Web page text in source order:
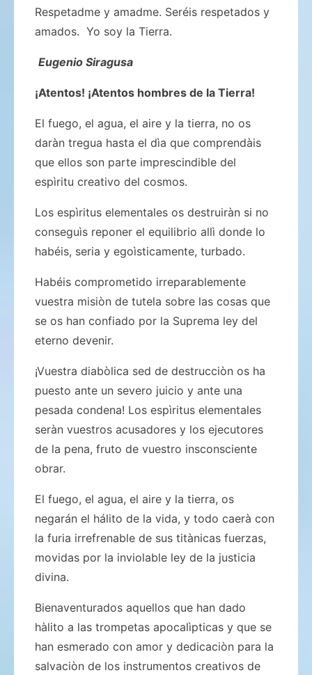
Respetadme y amadme. Seréis respetados y
amados. Yo soy la Tierra.
Eugenio Siragusa
¡Atentos! ¡Atentos hombres de la Tierra!
El fuego, el agua, el aire y la tierra, no os
daràn tregua hasta el dìa que comprendàis
que ellos son parte imprescindible del
espìritu creativo del cosmos.
Los espìritus elementales os destruiràn si no
conseguìs reponer el equilibrio allì donde lo
habéis, seria y egoìsticamente, turbado.
Habéis comprometido irreparablemente
vuestra misiòn de tutela sobre las cosas que
se os han confiado por la Suprema ley del
eterno devenir.
¡Vuestra diabòlica sed de destrucciòn os ha
puesto ante un severo juicio y ante una
pesada condena! Los espìritus elementales
seràn vuestros acusadores y los ejecutores
de la pena, fruto de vuestro insconsciente
obrar.
El fuego, el agua, el aire y la tierra, os
negarán el hálito de la vida, y todo caerà con
la furia irrefrenable de sus titànicas fuerzas,
movidas por la inviolable ley de la justicia
divina.
Bienaventurados aquellos que han dado
hàlito a las trompetas apocalìpticas y que se
han esmerado con amor y dedicaciòn para la
salvaciòn de los instrumentos creativos de